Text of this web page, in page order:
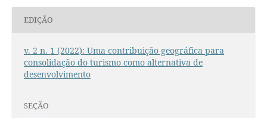
EDIÇÃO
v. 2 n. 1 (2022): Uma contribuição geográfica para
consolidação do turismo como alternativa de
desenvolvimento
SEÇÃO